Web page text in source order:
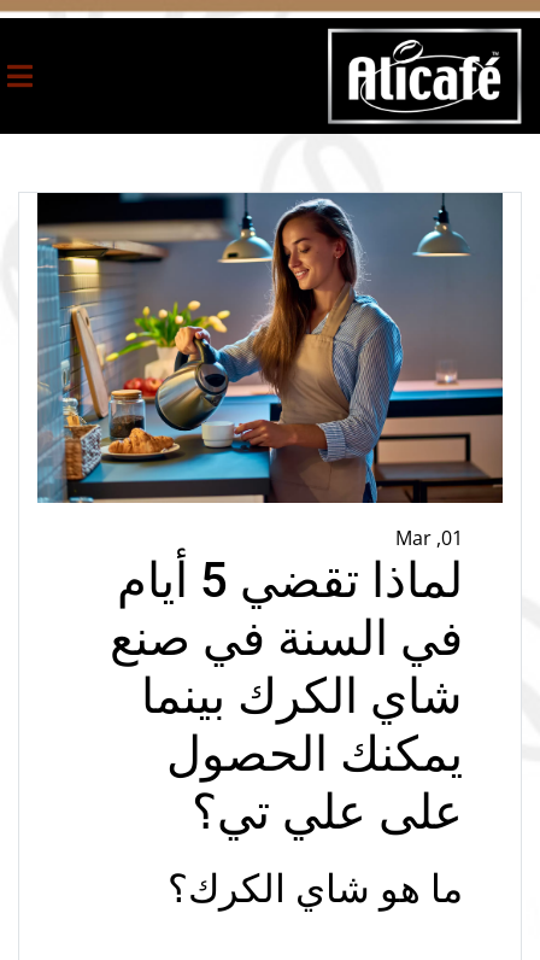
Mar ,01
لماذا تقضي 5 أيام
في السنة في صنع
شاي الكرك بينما
يمكنك الحصول
على علي تي؟
ما هو شاي الكرك؟